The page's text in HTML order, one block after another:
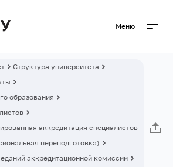
Меню
Структура университета
образования
аккредитация специалистов
переподготовка)
аккредитационной комиссии